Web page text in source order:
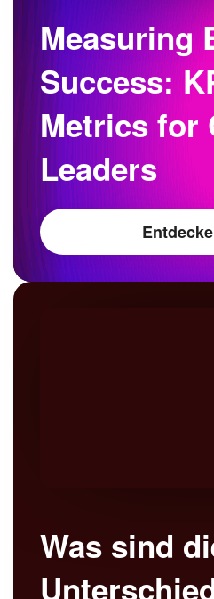
Measuring
Success:
Metrics for
Leaders
Was sind